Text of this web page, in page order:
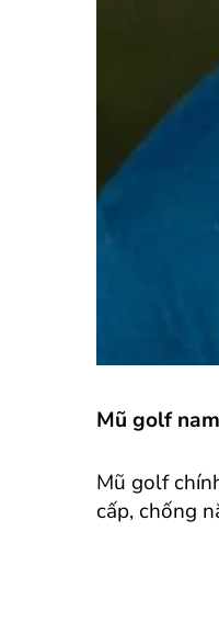
Mũ golf
Mũ golf
cấp, chống